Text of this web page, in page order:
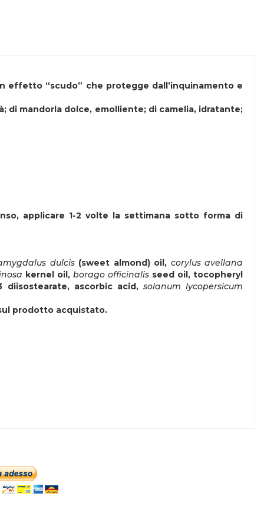
effetto “scudo” che protegge dall’inquinamento e
di mandorla dolce, emolliente; di camelia, idratante;
applicare 1-2 volte la settimana sotto forma di
dulcis (sweet almond) oil, corylus avellana
kernel oil, borago officinalis seed oil, tocopheryl
diisostearate, ascorbic acid, solanum lycopersicum
prodotto acquistato.